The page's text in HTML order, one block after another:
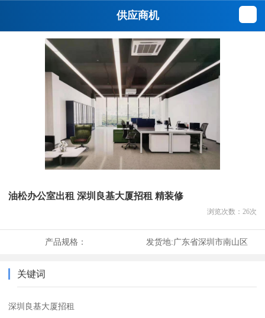
供应商机
油松办公室出租 深圳良基大厦招租 精装修
浏览次数： 26次
产品规格： 发货地:广东省深圳市南山区
关键词
深圳良基大厦招租